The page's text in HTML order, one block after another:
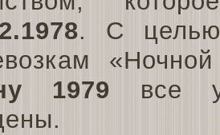
. С целью
1979 все